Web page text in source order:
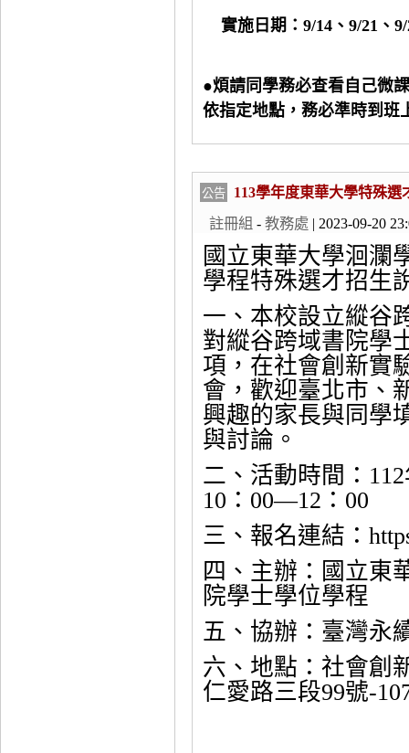
實施日期：9/14、9/21、9/
●煩請同學務必查看自己微
依指定地點，務必準時到班
公告 113學年度東華大學特殊選
註冊組 - 教務處 | 2023-09-20
國立東華大學洄瀾
學程特殊選才招生
一、本校設立縱谷
對縱谷跨域書院學
項，在社會創新實
會，歡迎臺北市、
興趣的家長與同學
與討論。
二、活動時間：
10：00—12：00
三、報名連結：
四、主辦：國立東
院學士學位學程
五、協辦：臺灣永
六、地點：社會創
仁愛路三段99號-